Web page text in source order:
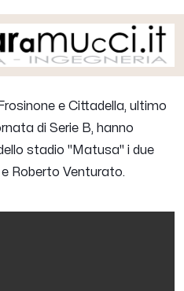
e Cittadella, ultimo
di Serie B, hanno
stadio "Matusa" i due
e Roberto Venturato.